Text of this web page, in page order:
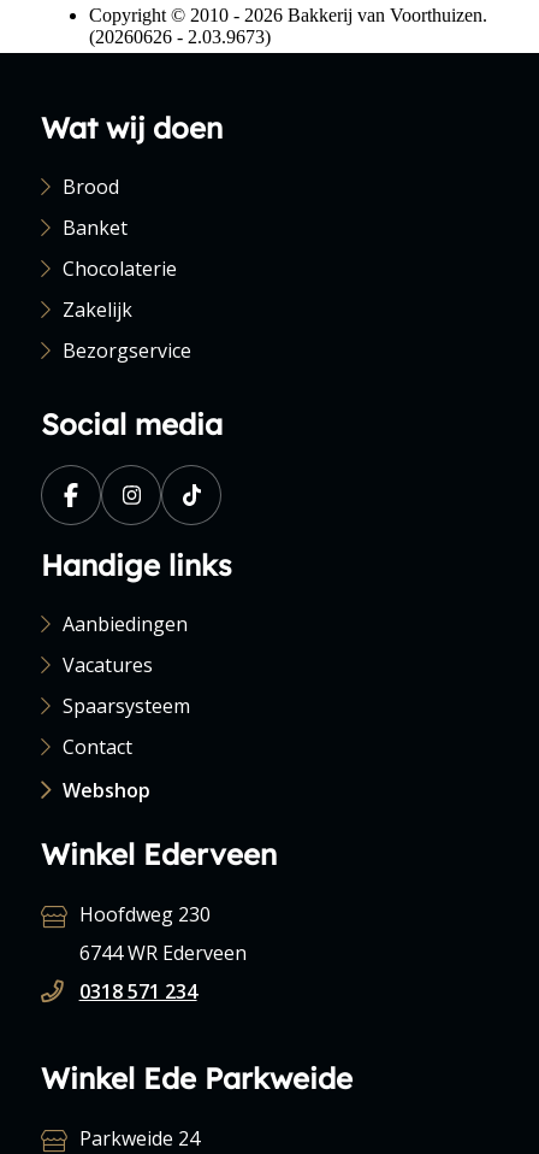
Wat wij doen
Brood
Banket
Chocolaterie
Zakelijk
Bezorgservice
Social media
Handige links
Aanbiedingen
Vacatures
Spaarsysteem
Contact
Webshop
Winkel Ederveen
Hoofdweg 230
6744 WR Ederveen
0318 571 234
Winkel Ede Parkweide
Parkweide 24